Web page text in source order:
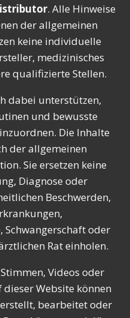
. Alle Hinweise
der allgemeinen
keine individuelle
medizinisches
qualifizierte Stellen.
dabei unterstützen,
und bewusste
Die Inhalte
der allgemeinen
Sie ersetzen keine
Diagnose oder
Beschwerden,
oder
Rat einholen.
Videos oder
Website können
bearbeitet oder